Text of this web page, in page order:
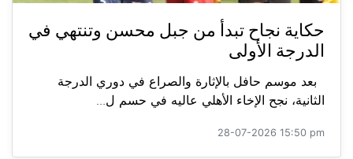
حكاية نجاح تبدأ من جبل محسن وتنتهي في
الدرجة الأولى
بعد موسم حافل بالإثارة والصراع في دوري الدرجة
الثانية، نجح الإخاء الأهلي عاليه في حسم ل...
28-07-2026 15:50 pm